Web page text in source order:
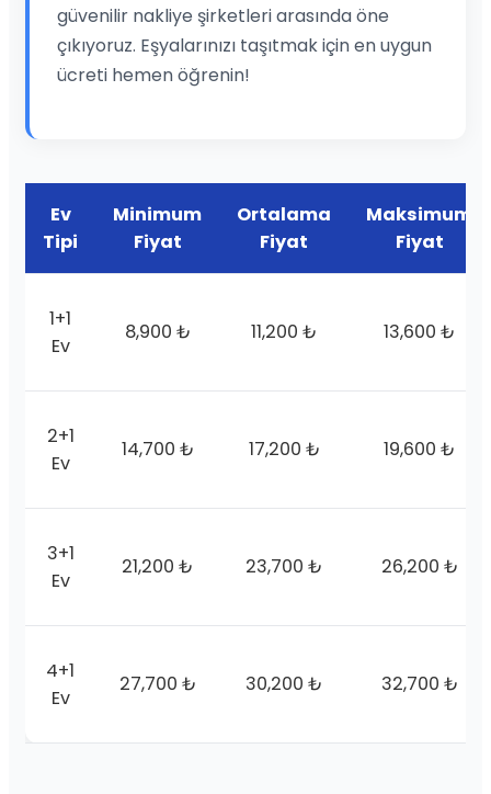
güvenilir nakliye şirketleri arasında öne
çıkıyoruz. Eşyalarınızı taşıtmak için en uygun
ücreti hemen öğrenin!
Ev
Tipi
Minimum
Fiyat
Ortalama
Fiyat
Maksimum
Fiyat
1+1
Ev
8,900 ₺ 11,200 ₺ 13,600 ₺
2+1
Ev
14,700 ₺ 17,200 ₺ 19,600 ₺
3+1
Ev
21,200 ₺ 23,700 ₺ 26,200 ₺
4+1
Ev
27,700 ₺ 30,200 ₺ 32,700 ₺